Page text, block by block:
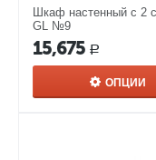
Шкаф настенный с 2
GL №9
15,675 Р
ОПЦИИ